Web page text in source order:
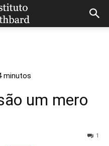
um mero
1